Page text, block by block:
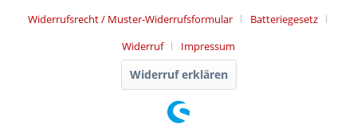
Widerrufsrecht / Muster-Widerrufsformular
Batteriegesetz
Widerruf
Impressum
Widerruf erklären